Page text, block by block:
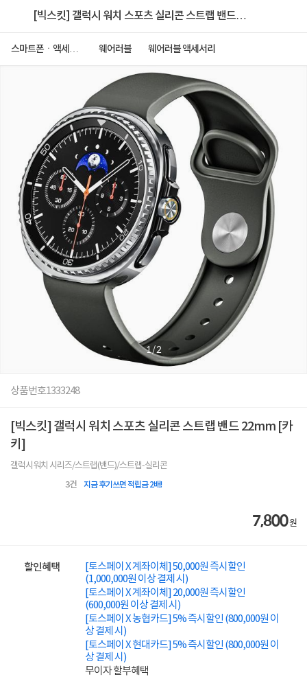
[빅스킷] 갤럭시 워치 스포츠 실리콘 스트랩 밴드
스마트폰ㆍ액세서
웨어러블 웨어러블 액세서리
1/2
상품번호1333248
[빅스킷] 갤럭시 워치 스포츠 실리콘 스트랩 밴드 22mm [카
키]
갤럭시워치 시리즈/스트랩(밴드)/스트랩-실리콘
3건 지금 후기쓰면 적립금 2배!
7,800원
할인혜택
[토스페이 X 계좌이체] 50,000원 즉시할인
(1,000,000원 이상 결제 시)
[토스페이 X 계좌이체] 20,000원 즉시할인
(600,000원 이상 결제 시)
[토스페이 X 농협카드] 5% 즉시할인 (800,000원 이
상 결제 시)
[토스페이 X 현대카드] 5% 즉시할인 (800,000원 이
상 결제 시)
무이자 할부혜택